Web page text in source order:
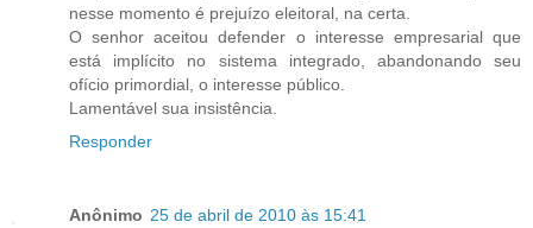
nesse momento é prejuízo eleitoral, na certa.
O senhor aceitou defender o interesse empresarial que
está implícito no sistema integrado, abandonando seu
ofício primordial, o interesse público.
Lamentável sua insistência.
Responder
Anônimo 25 de abril de 2010 às 15:41